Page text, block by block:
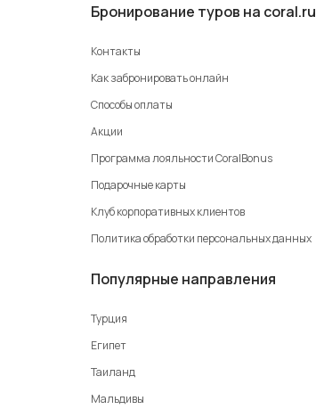
Бронирование туров на coral.ru
Контакты
Как забронировать онлайн
Способы оплаты
Акции
Программа лояльности CoralBonus
Подарочные карты
Клуб корпоративных клиентов
Политика обработки персональных данных
Популярные направления
Турция
Египет
Таиланд
Мальдивы